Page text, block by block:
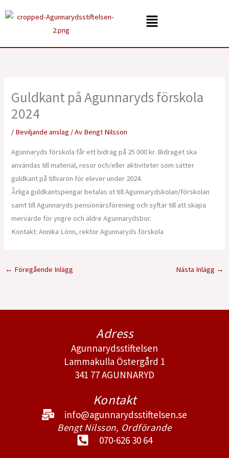
till
Menu
Guldkant på Agunnaryds förskola
2024
/ Beviljande anslag / Av Bengt Nilsson
Agunnaryds förskola får ett bidrag på 25 000 kr. Bidraget ska
användas till material, resor och/eller aktiviteter som sätter
guldkant på tillvaron för elever under 2024.
Årliga guldkantspengar betalas ut till Agunnarydskolan/förskolan
samt till Agunnaryds pensionärsförening och syftar till att skapa
mervärde för yngre och äldre Agunnarydsbor.
Kontakt: Annika Lönn, rektor Agunnaryds förskola
← Föregående Inlägg Nästa Inlägg →
Adress
Agunnarydsstiftelsen
Lammakulla Östergård 1
341 77 AGUNNARYD
Kontakt
info@agunnarydsstiftelsen.se
Bengt Nilsson, Ordförande
070-626 30 64